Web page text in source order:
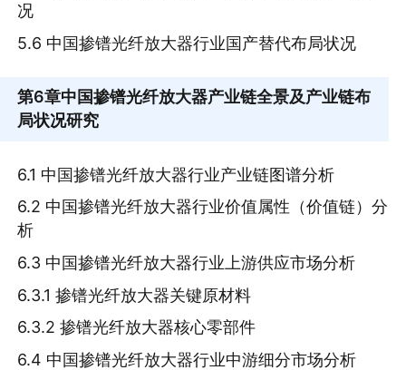
况
5.6 中国掺镨光纤放大器行业国产替代布局状况
第6章中国掺镨光纤放大器产业链全景及产业链布
局状况研究
6.1 中国掺镨光纤放大器行业产业链图谱分析
6.2 中国掺镨光纤放大器行业价值属性（价值链）分
析
6.3 中国掺镨光纤放大器行业上游供应市场分析
6.3.1 掺镨光纤放大器关键原材料
6.3.2 掺镨光纤放大器核心零部件
6.4 中国掺镨光纤放大器行业中游细分市场分析